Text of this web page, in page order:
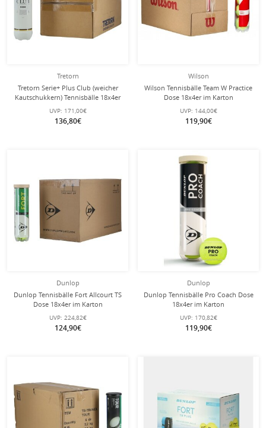
Tretorn
Tretorn Serie+ Plus Club (weicher
Kautschukkern) Tennisbälle 18x4er
Karton
UVP: 171,00€
136,80€
Wilson
Wilson Tennisbälle Team W Practice
Dose 18x4er im Karton
UVP: 144,00€
119,90€
Dunlop
Dunlop Tennisbälle Fort Allcourt TS
Dose 18x4er im Karton
UVP: 224,82€
124,90€
Dunlop
Dunlop Tennisbälle Pro Coach Dose
18x4er im Karton
UVP: 170,82€
119,90€